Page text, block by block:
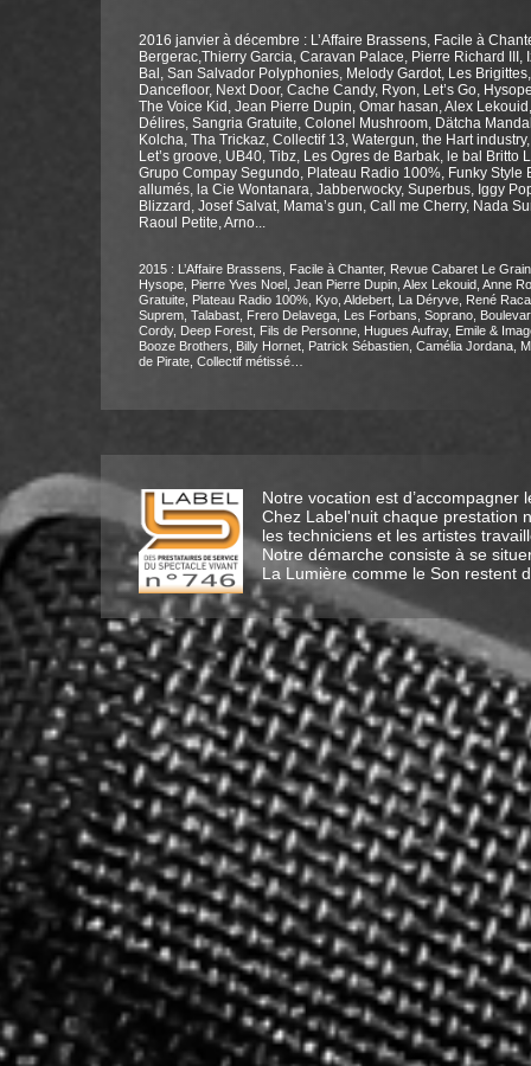
2016 janvier à décembre : L’Affaire Brassens, Facile à
Bergerac,Thierry Garcia, Caravan Palace, Pierre Richard
Bal, San Salvador Polyphonies, Melody Gardot, Les
Dancefloor, Next Door, Cache Candy, Ryon, Let’s Go,
The Voice Kid, Jean Pierre Dupin, Omar hasan, Alex
Délires, Sangria Gratuite, Colonel Mushroom, Dätcha
Kolcha, Tha Trickaz, Collectif 13, Watergun, the Hart
Let’s groove, UB40, Tibz, Les Ogres de Barbak, le bal
Grupo Compay Segundo, Plateau Radio 100%, Funky Style
allumés, la Cie Wontanara, Jabberwocky, Superbus, Iggy
Blizzard, Josef Salvat, Mama’s gun, Call me Cherry, Nada
Raoul Petite, Arno...
2015 : L’Affaire Brassens, Facile à Chanter, Revue Cabaret Le
Hysope, Pierre Yves Noel, Jean Pierre Dupin, Alex Lekouid, Anne
Gratuite, Plateau Radio 100%, Kyo, Aldebert, La Déryve, René
Suprem, Talabast, Frero Delavega, Les Forbans, Soprano,
Cordy, Deep Forest, Fils de Personne, Hugues Aufray, Emile &
Booze Brothers, Billy Hornet, Patrick Sébastien, Camélia Jordana,
de Pirate, Collectif métissé…
Notre vocation est d’accompagner
Chez Label'nuit chaque prestation
les techniciens et les artistes
Notre démarche consiste à se
La Lumière comme le Son restent